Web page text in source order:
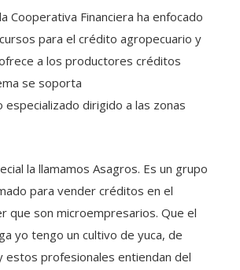
Cooperativa Financiera ha enfocado
para el crédito agropecuario y
a los productores créditos
se soporta
especializado dirigido a las zonas
la llamamos Asagros. Es un grupo
para vender créditos en el
que son microempresarios. Que el
yo tengo un cultivo de yuca, de
estos profesionales entiendan del